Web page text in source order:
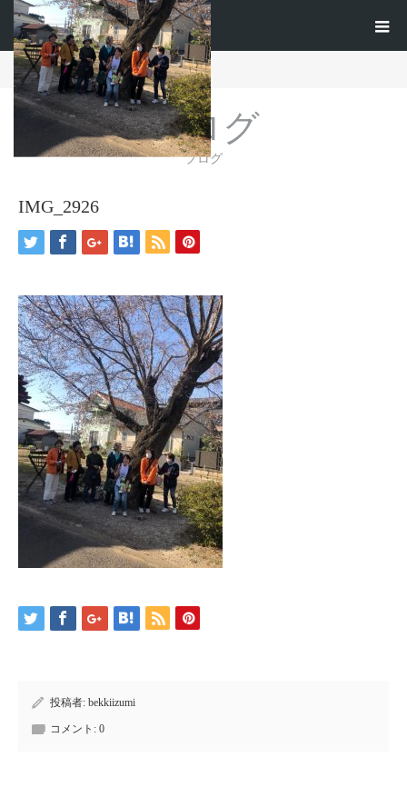
ホームブログ IMG_2926
ブログ
ブログ
IMG_2926
投稿者: bekkiizumi
コメント: 0